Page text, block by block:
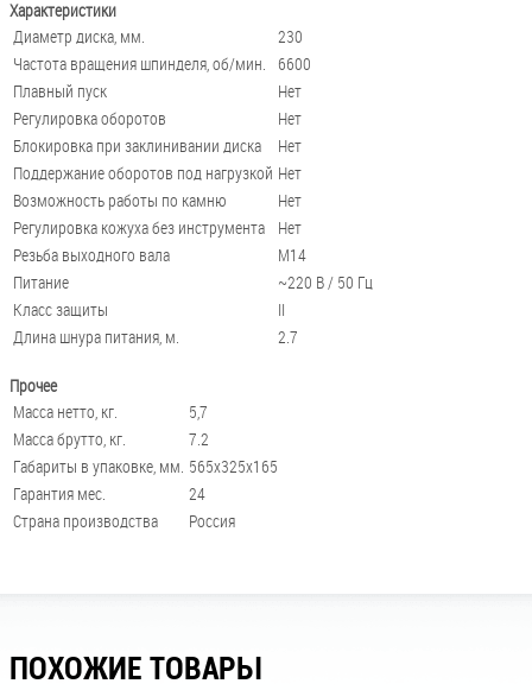
Характеристики
Диаметр диска, мм.
230
Частота вращения шпинделя, об/мин.
6600
Плавный пуск
Нет
Регулировка оборотов
Нет
Блокировка при заклинивании диска
Нет
Поддержание оборотов под нагрузкой Нет
Возможность работы по камню
Нет
Регулировка кожуха без инструмента
Нет
Резьба выходного вала
М14
Питание
~220 В / 50 Гц
Класс защиты
II
Длина шнура питания, м.
2.7
Прочее
Масса нетто, кг.
5,7
Масса брутто, кг.
7.2
Габариты в упаковке, мм. 565х325х165
Гарантия мес.
24
Страна производства
Россия
ПОХОЖИЕ ТОВАРЫ